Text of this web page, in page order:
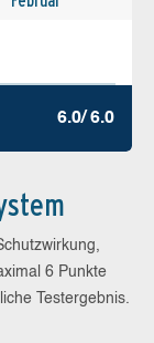
6.0/ 6.0
6 Punkte
Testergebnis.